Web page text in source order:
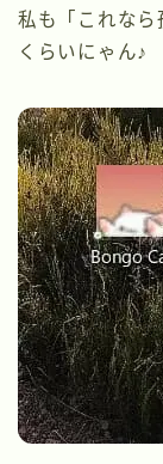
私も「これなら
くらいにゃん♪